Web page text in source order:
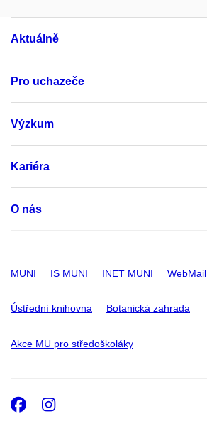
Aktuálně
Pro uchazeče
Výzkum
Kariéra
O nás
MUNI IS MUNI INET MUNI WebMail
Ústřední knihovna Botanická zahrada
Akce MU pro středoškoláky
Facebook
Instagram